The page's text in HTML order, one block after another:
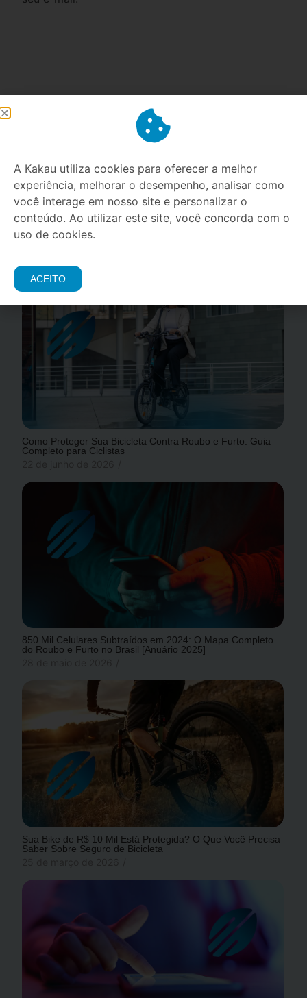
Por que fazer um seguro para smartphone?
Posts
Como Proteger Sua Bicicleta Contra Roubo e Furto: Guia
Completo para Ciclistas
850 Mil Celulares Subtraídos em 2024: O Mapa Completo
do Roubo e Furto no Brasil [Anuário 2025]
Sua Bike de R$ 10 Mil Está Protegida? O Que Você Precisa
Saber Sobre Seguro de Bicicleta
A Kakau utiliza cookies para oferecer a melhor
experiência, melhorar o desempenho, analisar como
você interage em nosso site e personalizar o
conteúdo. Ao utilizar este site, você concorda com o
uso de cookies.
ACEITO